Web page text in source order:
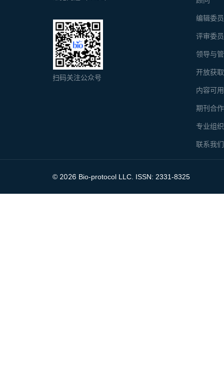
编辑委
评审委
领导与
开放获
内容可
期刊合
专业组
联系我们
扫码关注公众号
© 2026 Bio-protocol LLC. ISSN: 2331-8325